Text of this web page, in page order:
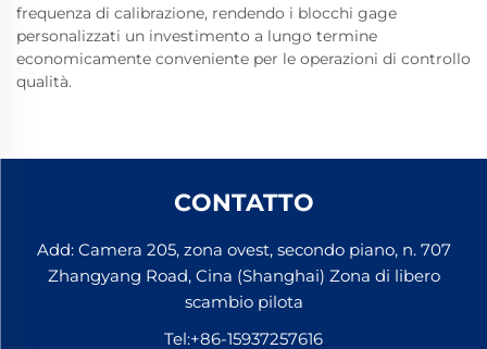
frequenza di calibrazione, rendendo i blocchi gage
personalizzati un investimento a lungo termine
economicamente conveniente per le operazioni di controllo
qualità.
CONTATTO
Add: Camera 205, zona ovest, secondo piano, n. 707
Zhangyang Road, Cina (Shanghai) Zona di libero
scambio pilota
Tel:+86-15937257616